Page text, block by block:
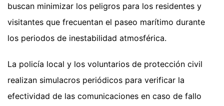
buscan minimizar los peligros para los residentes y
visitantes que frecuentan el paseo marítimo durante
los periodos de inestabilidad atmosférica.
La policía local y los voluntarios de protección civil
realizan simulacros periódicos para verificar la
efectividad de las comunicaciones en caso de fallo